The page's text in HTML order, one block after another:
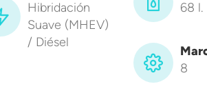
Hibridación
Suave (MHEV)
/ Diésel
68 l.
8